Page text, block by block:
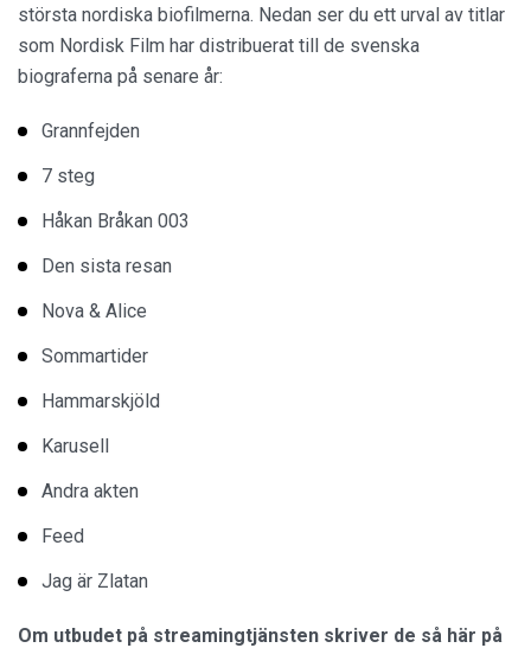
största nordiska biofilmerna. Nedan ser du ett urval av titlar
som Nordisk Film har distribuerat till de svenska
biograferna på senare år:
Grannfejden
7 steg
Håkan Bråkan 003
Den sista resan
Nova & Alice
Sommartider
Hammarskjöld
Karusell
Andra akten
Feed
Jag är Zlatan
Om utbudet på streamingtjänsten skriver de så här på